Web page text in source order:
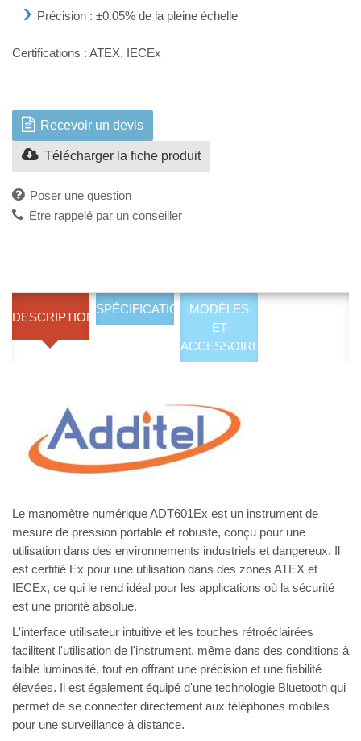
Précision : ±0.05% de la pleine échelle
Certifications : ATEX, IECEx
Recevoir un devis
Télécharger la fiche produit
Poser une question
Etre rappelé par un conseiller
DESCRIPTION
SPÉCIFICATIONSMODÈLES
ET
ACCESSOIRES
Le manomètre numérique ADT601Ex est un instrument de
mesure de pression portable et robuste, conçu pour une
utilisation dans des environnements industriels et dangereux. Il
est certifié Ex pour une utilisation dans des zones ATEX et
IECEx, ce qui le rend idéal pour les applications où la sécurité
est une priorité absolue.
L'interface utilisateur intuitive et les touches rétroéclairées
facilitent l'utilisation de l'instrument, même dans des conditions à
faible luminosité, tout en offrant une précision et une fiabilité
élevées. Il est également équipé d'une technologie Bluetooth qui
permet de se connecter directement aux téléphones mobiles
pour une surveillance à distance.